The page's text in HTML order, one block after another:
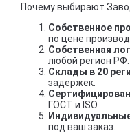
Почему выбирают
Собственное
по цене
Собственная
любой регион РФ.
Склады в 20
задержек.
ГОСТ и ISO.
под ваш заказ.